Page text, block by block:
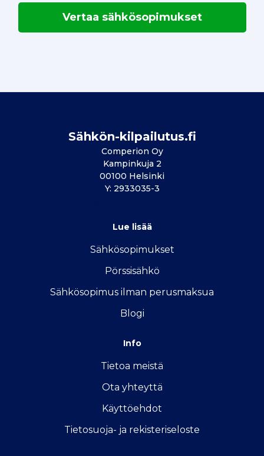
Vertaa sähkösopimukset
Sähkön-kilpailutus.fi
Comperion Oy
Kampinkuja 2
00100 Helsinki
Y: 2933035-3
Lue lisää
Sähkösopimukset
Pörssisähkö
Sähkösopimus ilman perusmaksua
Blogi
Info
Tietoa meistä
Ota yhteyttä
Käyttöehdot
Tietosuoja- ja rekisteriseloste